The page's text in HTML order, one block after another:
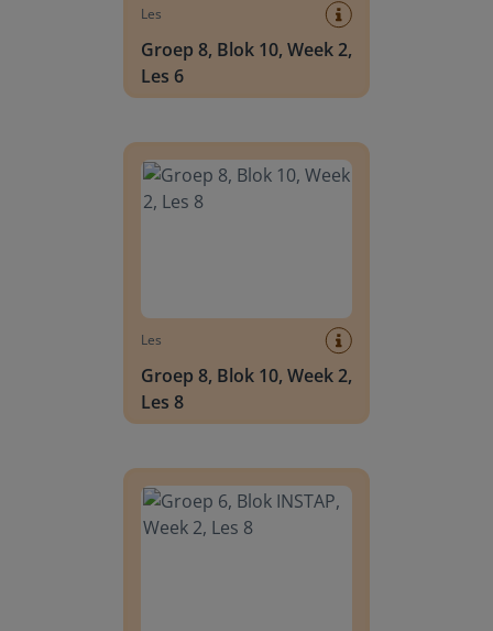
Les
Groep 8, Blok 10, Week 2,
Les 6
Les
Groep 8, Blok 10, Week 2,
Les 8